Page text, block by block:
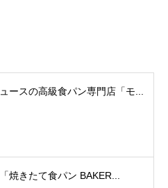
ースの高級食パン専門店「モ...
焼きたて食パン BAKER...